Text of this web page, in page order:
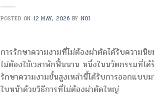
POSTED ON 12 MAY, 2026 BY NOI
การรักษาความงามที่ไม่ต้องผ่าตัดได้รับความนิ
ไม่ต้องใช้เวลาพักฟื้นนาน หนึ่งในนวัตกรรมที่ไ
รักษาความงามขั้นสูงเหล่านี้ได้รับการออกแบ
ใบหน้าด้วยวิธีการที่ไม่ต้องผ่าตัดใหญ่